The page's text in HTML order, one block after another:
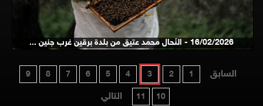
16/02/2026 - النَحال محمد عتيق من بلدة برقين غرب جنين ...
السابق 1
2
3
4
5
6
7
8
9
10
11 التالي